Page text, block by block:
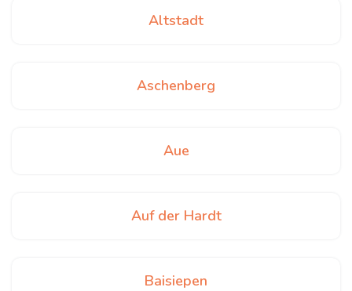
Altstadt
Aschenberg
Aue
Auf der Hardt
Baisiepen